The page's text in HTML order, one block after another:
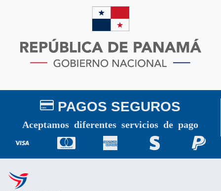
PAGOS SEGUROS
Aceptamos diferentes servicios de pago